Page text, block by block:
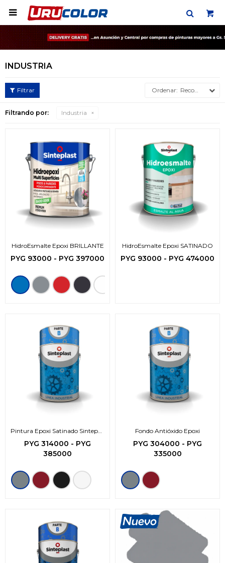

INDUSTRIA
Recomendados
Filtrando por: Industria
HidroEsmalte Epoxi BRILLANTE
PYG 93000 - PYG 397000
HidroEsmalte Epoxi SATINADO
PYG 93000 - PYG 474000
Pintura Epoxi Satinado Sintepox
HB
PYG 314000 - PYG
385000
Fondo Antióxido Epoxi
PYG 304000 - PYG
335000